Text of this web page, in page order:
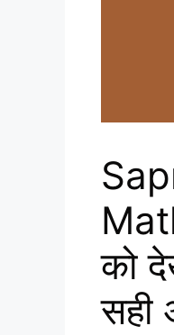
को
सही